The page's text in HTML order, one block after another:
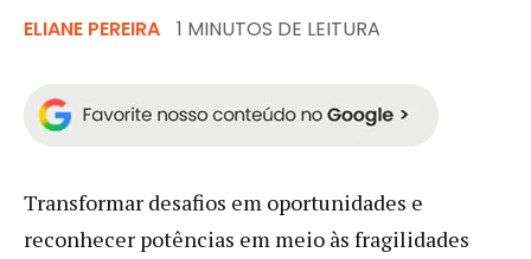
ELIANE PEREIRA 1 MINUTOS DE LEITURA
Transformar desafios em oportunidades e
reconhecer potências em meio às fragilidades